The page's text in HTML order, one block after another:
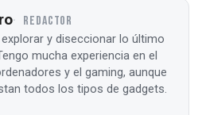
REDACTOR
y diseccionar lo último
mucha experiencia en el
y el gaming, aunque
todos los tipos de gadgets.